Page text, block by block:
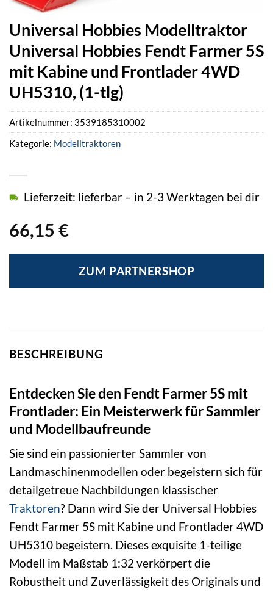
Universal Hobbies Modelltraktor
Universal Hobbies Fendt Farmer 5S
mit Kabine und Frontlader 4WD
UH5310, (1-tlg)
66,15 €
Lieferzeit: lieferbar – in 2-3 Werktagen bei dir
ZUM PARTNERSHOP
Artikelnummer: 3539185310002
Kategorie: Modelltraktoren
BESCHREIBUNG
Entdecken Sie den Fendt Farmer 5S mit
Frontlader: Ein Meisterwerk für Sammler
und Modellbaufreunde
Sie sind ein passionierter Sammler von
Landmaschinenmodellen oder begeistern sich für
detailgetreue Nachbildungen klassischer
Traktoren? Dann wird Sie der Universal Hobbies
Fendt Farmer 5S mit Kabine und Frontlader 4WD
UH5310 begeistern. Dieses exquisite 1-teilige
Modell im Maßstab 1:32 verkörpert die
Robustheit und Zuverlässigkeit des Originals und